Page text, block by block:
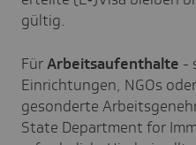
gültig.
FürArbeitsaufenthalte -
Einrichtungen, NGOs
gesonderte
State Department for